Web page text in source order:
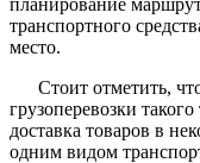
транспортного
место.
Стоит отметить,
грузоперевозки
доставка товаров в
одним видом